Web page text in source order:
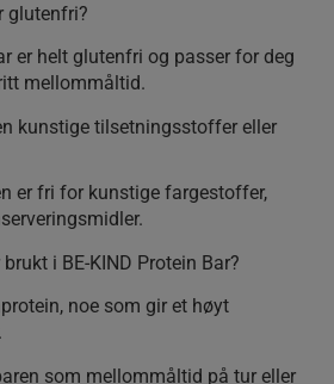
glutenfri?
er helt glutenfri og passer for deg
mellommåltid.
kunstige tilsetningsstoffer eller
er fri for kunstige fargestoffer,
i BE-KIND Protein Bar?
noe som gir et høyt
som mellommåltid på tur eller